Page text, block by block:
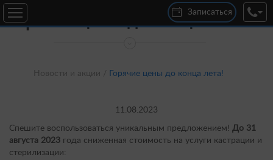
Записаться
дер. Новосельцы, ул. Юбилейная, д. 16
Горячие цены до конца лета!
Новости и акции / Горячие цены до конца лета!
11.08.2023
Спешите воспользоваться уникальным предложением! До 31
августа 2023 года сниженная стоимость на услуги кастрации и
стерилизации: